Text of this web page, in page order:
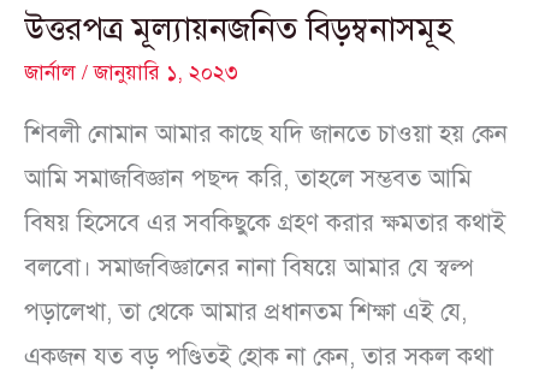
উত্তরপত্র মূল্যায়নজনিত বিড়ম্বনাসমূহ
জার্নাল /জানুয়ারি ১, ২০২৩
শিবলী নোমান আমার কাছে যদি জানতে চাওয়া হয় কেন
আমি সমাজবিজ্ঞান পছন্দ করি, তাহলে সম্ভবত আমি
বিষয় হিসেবে এর সবকিছুকে গ্রহণ করার ক্ষমতার কথাই
বলবো। সমাজবিজ্ঞানের নানা বিষয়ে আমার যে স্বল্প
পড়ালেখা, তা থেকে আমার প্রধানতম শিক্ষা এই যে,
একজন যত বড় পণ্ডিতই হোক না কেন, তার সকল কথা